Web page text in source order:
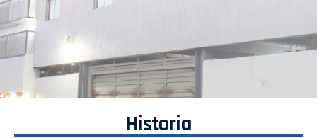
Historia